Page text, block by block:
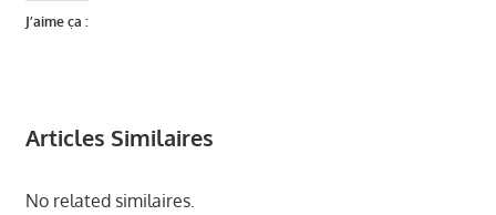
J’aime ça :
Articles Similaires
No related similaires.